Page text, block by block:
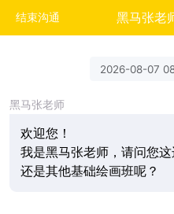
结束沟通 黑马张老
2026-08-07
黑马张老师
欢迎您！
我是黑马张老师，请问您
还是其他基础绘画班呢？